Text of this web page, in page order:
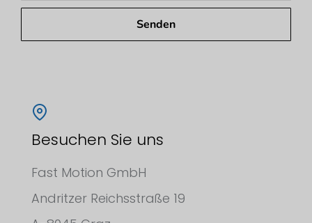
Senden
Besuchen Sie uns
Fast Motion GmbH
Andritzer Reichsstraße 19